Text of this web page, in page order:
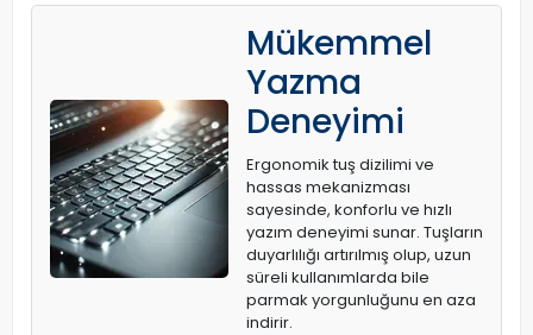
Mükemmel
Yazma
Deneyimi
Ergonomik tuş dizilimi ve
hassas mekanizması
sayesinde, konforlu ve hızlı
yazım deneyimi sunar. Tuşların
duyarlılığı artırılmış olup, uzun
süreli kullanımlarda bile
parmak yorgunluğunu en aza
indirir.